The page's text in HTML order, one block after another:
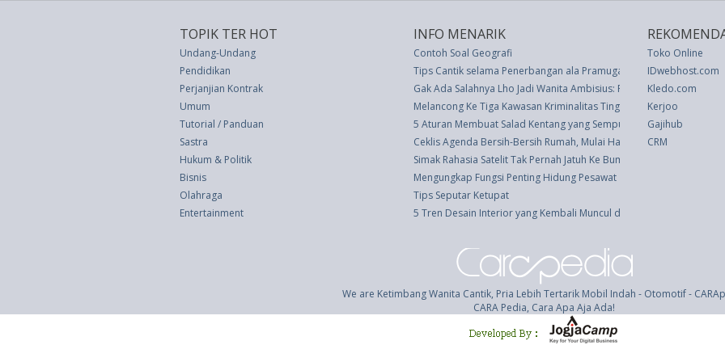
TOPIK TER HOT
Undang-Undang
Pendidikan
Perjanjian Kontrak
Umum
Tutorial / Panduan
Sastra
Hukum & Politik
Bisnis
Olahraga
Entertainment
INFO MENARIK
Contoh Soal Geografi
Tips Cantik selama Penerbangan ala Pramugari
Gak Ada Salahnya Lho Jadi Wanita Ambisius: Priyanka Chopra
Melancong Ke Tiga Kawasan Kriminalitas Tinggi di Benua Amerika
5 Aturan Membuat Salad Kentang yang Sempurna
Ceklis Agenda Bersih-Bersih Rumah, Mulai Harian hingga Per Tahun
Simak Rahasia Satelit Tak Pernah Jatuh Ke Bumi
Mengungkap Fungsi Penting Hidung Pesawat
Tips Seputar Ketupat
5 Tren Desain Interior yang Kembali Muncul di Tahun 2024
Toko Online
IDwebhost.com
Kledo.com
Kerjoo
Gajihub
CRM
We are Ketimbang Wanita Cantik, Pria Lebih Tertarik Mobil Indah - Otomotif -
CARA Pedia, Cara Apa Aja Ada!